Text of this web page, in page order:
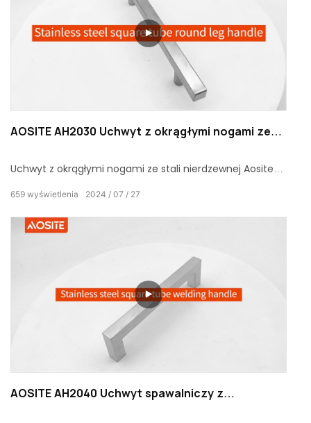
AOSITE AH2030 Uchwyt z okrągłymi nogami ze
Uchwyt z okrągłymi nogami ze stali nierdzewnej Aosite
ze stali nierdzewnej to nie tylko dodatek do okuć
Dzięki unikalnemu projektowi, wyjątkowej jakości i
niespotykany dotąd efekt wizualny i przyjemność
2024 07 27
659 wyświetlenia
AOSITE AH2040 Uchwyt spawalniczy z